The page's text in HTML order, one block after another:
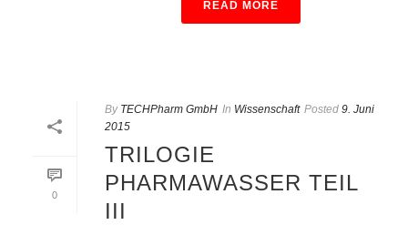
READ MORE
0
By TECHPharm GmbH In Wissenschaft Posted 9. Juni
2015
TRILOGIE
PHARMAWASSER TEIL
III